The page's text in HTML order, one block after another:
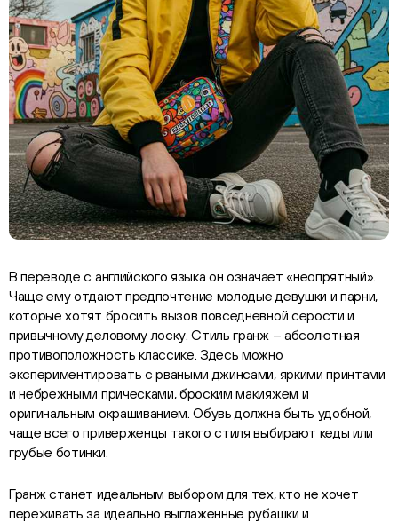
В переводе с английского языка он означает «неопрятный».
Чаще ему отдают предпочтение молодые девушки и парни,
которые хотят бросить вызов повседневной серости и
привычному деловому лоску. Стиль гранж – абсолютная
противоположность классике. Здесь можно
экспериментировать с рваными джинсами, яркими принтами
и небрежными прическами, броским макияжем и
оригинальным окрашиванием. Обувь должна быть удобной,
чаще всего приверженцы такого стиля выбирают кеды или
грубые ботинки.
Гранж станет идеальным выбором для тех, кто не хочет
переживать за идеально выглаженные рубашки и